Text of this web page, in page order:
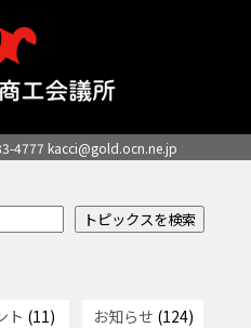
4777 kacci@gold.ocn.ne.jp
ト (11) お知らせ (124)